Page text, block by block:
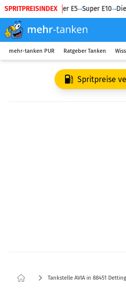
SPRITPREISINDEX
Diesel Super E5 Super E10
mehr-tanken PUR Ratgeber Tanken
Spritpreise
Tankstelle AVIA in 88451